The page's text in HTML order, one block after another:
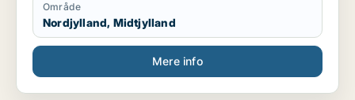
Område
Nordjylland, Midtjylland
Mere info